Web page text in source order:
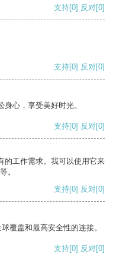
支持[0] 反对[0]
支持[0] 反对[0]
心，享受美好时光。
支持[0] 反对[0]
的工作需求。我可以使用它来
。
支持[0] 反对[0]
覆盖和最高安全性的连接。
支持[0] 反对[0]